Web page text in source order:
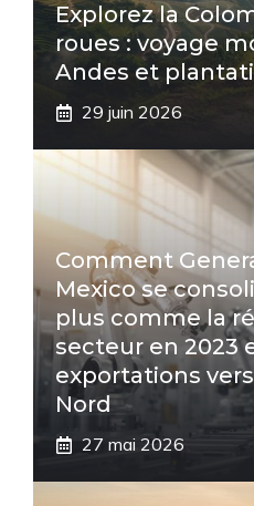
Explorez la
roues : voyage
Andes et
29 juin 2026
Comment
Mexico se
plus comme la
secteur en 2023
exportations
Nord
27 mai 2026